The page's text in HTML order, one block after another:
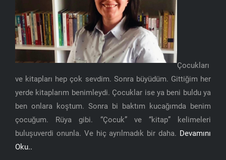
Çocukları
ve kitapları hep çok sevdim. Sonra büyüdüm. Gittiğim her
yerde kitaplarım benimleydi. Çocuklar ise ya beni buldu ya
ben onlara koştum. Sonra bi baktım kucağımda benim
çocuğum. Rüya gibi. “Çocuk” ve “kitap” kelimeleri
buluşuverdi onunla. Ve hiç ayrılmadık bir daha. Devamını
Oku..